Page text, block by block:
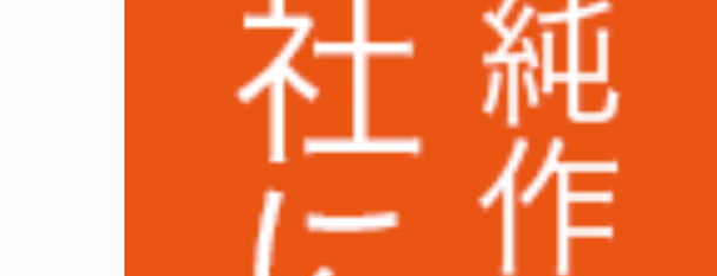
株式会社いつも.様
株式会社ピーエスシー様
ARIO株式会社様